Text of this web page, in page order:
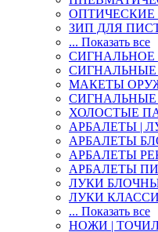
ОПТИЧЕСКИЕ
ЗИП ДЛЯ
... Показать все
МАКЕТЫ
ХОЛОСТЫЕ
АРБАЛЕТЫ |
АРБАЛЕТЫ
АРБАЛЕТЫ
АРБАЛЕТЫ
ЛУКИ
ЛУКИ
... Показать все
НОЖИ |